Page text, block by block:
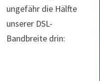
ungefähr die Hälfte
unserer DSL-
Bandbreite drin: